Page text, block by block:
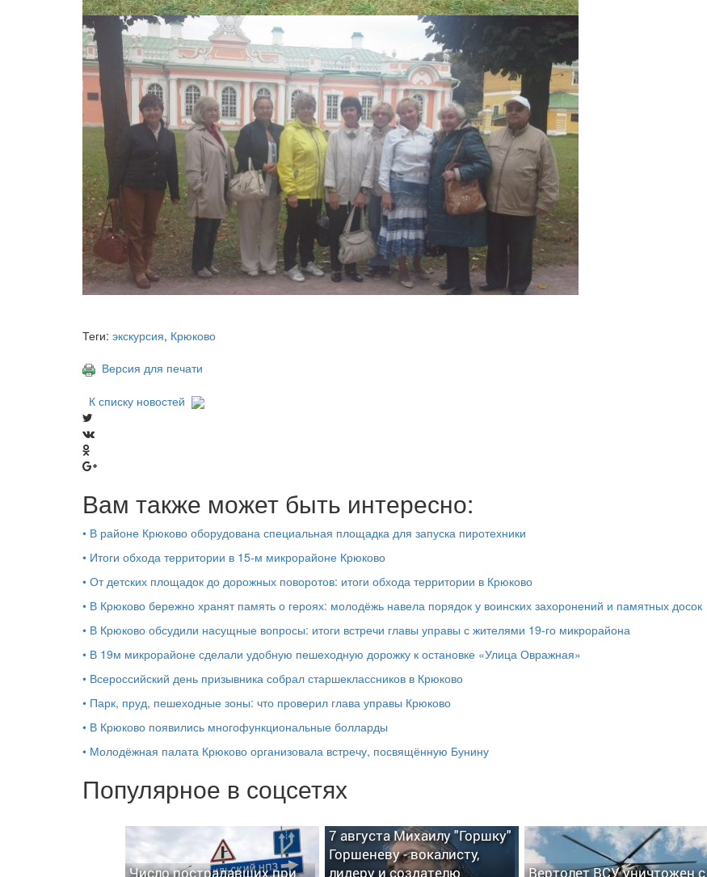
Теги: экскурсия, Крюково
Версия для печати
К списку новостей
Вам также может быть интересно:
• В районе Крюково оборудована специальная площадка для запуска пиротехники
• Итоги обхода территории в 15‑м микрорайоне Крюково
• От детских площадок до дорожных поворотов: итоги обхода территории в Крюково
• В Крюково бережно хранят память о героях: молодёжь навела порядок у воинских захоронений и памятных досок
• В Крюково обсудили насущные вопросы: итоги встречи главы управы с жителями 19‑го микрорайона
• В 19м микрорайоне сделали удобную пешеходную дорожку к остановке «Улица Овражная»
• Всероссийский день призывника собрал старшеклассников в Крюково
• Парк, пруд, пешеходные зоны: что проверил глава управы Крюково
• В Крюково появились многофункциональные болларды
• Молодёжная палата Крюково организовала встречу, посвящённую Бунину
Популярное в соцсетях
Число пострадавших при
7 августа Михаилу "Горшку"
Горшеневу - вокалисту,
лидеру и создателю
Вертолет ВСУ уничтожен с